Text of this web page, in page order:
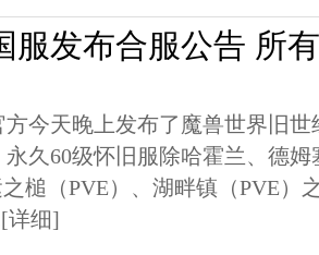
服发布合服公告 所
方今天晚上发布了魔兽世界旧
永久60级怀旧服除哈霍兰、德
之槌（PVE）、湖畔镇（PVE
[详细]